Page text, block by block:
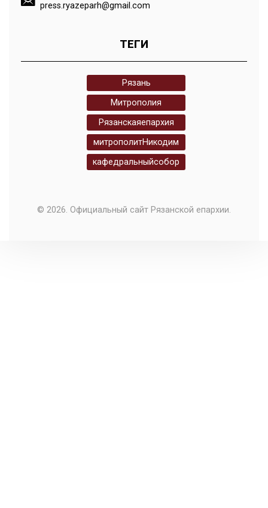
press.ryazeparh@gmail.com
ТЕГИ
Рязань
Митрополия
Рязанскаяепархия
митрополитНикодим
кафедральныйсобор
© 2026. Официальный сайт Рязанской епархии.